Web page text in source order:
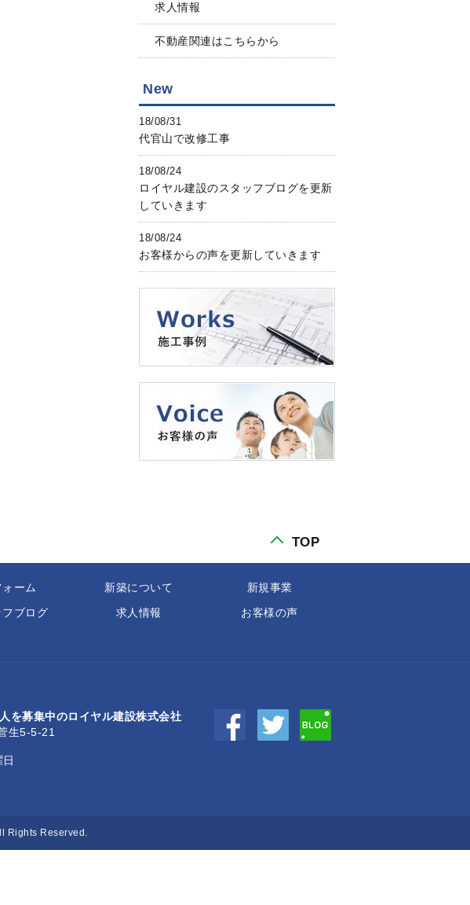
求人情報
不動産関連はこちらから
New
18/08/31
代官山で改修工事
18/08/24
ロイヤル建設のスタッフブログを更新
していきます
18/08/24
お客様からの声を更新していきます
TOP
ォーム 新築について
新規事業
フブログ 求人情報
お客様の声
を募集中のロイヤル建設株式会社
生5-5-21
Rights Reserved.